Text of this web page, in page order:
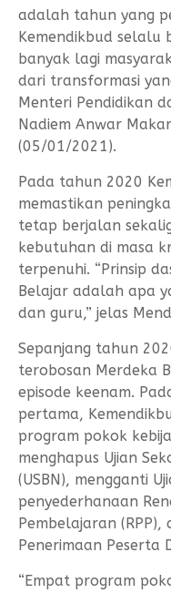
adalah tahun yang
Kemendikbud selalu
banyak lagi
dari transformasi
Menteri Pendidikan
Nadiem Anwar
(05/01/2021).
Pada tahun 2020
memastikan
tetap berjalan
kebutuhan di masa
terpenuhi. “Prinsip
Belajar adalah apa
dan guru,” jelas
Sepanjang tahun
terobosan Merdeka
episode keenam.
pertama,
program pokok
menghapus Ujian
(USBN), mengganti
penyederhanaan
Pembelajaran
Penerimaan Peserta
“Empat program